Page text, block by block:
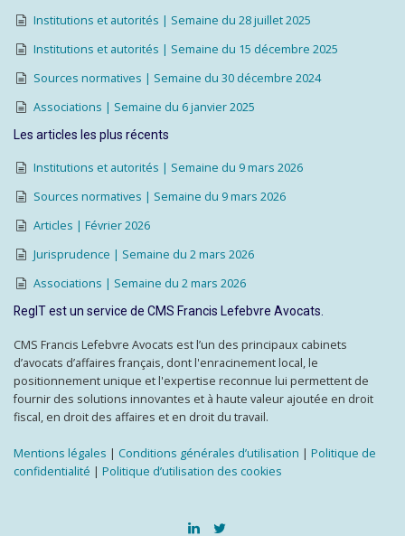
Institutions et autorités | Semaine du 28 juillet 2025
Institutions et autorités | Semaine du 15 décembre 2025
Sources normatives | Semaine du 30 décembre 2024
Associations | Semaine du 6 janvier 2025
Les articles les plus récents
Institutions et autorités | Semaine du 9 mars 2026
Sources normatives | Semaine du 9 mars 2026
Articles | Février 2026
Jurisprudence | Semaine du 2 mars 2026
Associations | Semaine du 2 mars 2026
RegIT est un service de CMS Francis Lefebvre Avocats.
CMS Francis Lefebvre Avocats est l’un des principaux cabinets
d’avocats d’affaires français, dont l'enracinement local, le
positionnement unique et l'expertise reconnue lui permettent de
fournir des solutions innovantes et à haute valeur ajoutée en droit
fiscal, en droit des affaires et en droit du travail.
Mentions légales | Conditions générales d’utilisation | Politique de
confidentialité | Politique d’utilisation des cookies